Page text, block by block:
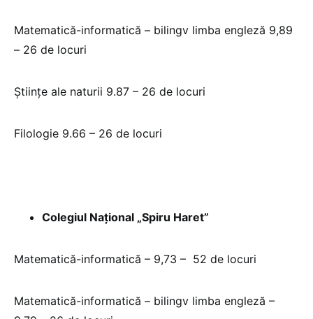
Matematică-informatică – bilingv limba engleză 9,89
– 26 de locuri
Ştiinţe ale naturii 9.87 – 26 de locuri
Filologie 9.66 – 26 de locuri
Colegiul Național „Spiru Haret”
Matematică-informatică – 9,73 – 52 de locuri
Matematică-informatică – bilingv limba engleză –